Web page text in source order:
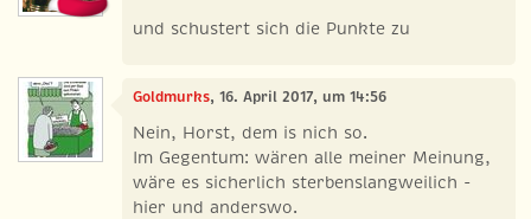
und schustert sich die Punkte zu
Goldmurks, 16. April 2017, um 14:56
Nein, Horst, dem is nich so.
Im Gegentum: wären alle meiner Meinung,
wäre es sicherlich sterbenslangweilich -
hier und anderswo.